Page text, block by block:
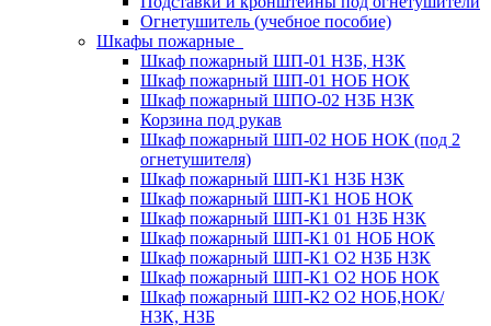
Огнетушитель (учебное пособие)
Шкафы пожарные
Шкаф пожарный ШП-01 НЗБ, НЗК
Шкаф пожарный ШП-01 НОБ НОК
Шкаф пожарный ШПО-02 НЗБ НЗК
Корзина под рукав
Шкаф пожарный ШП-02 НОБ НОК (под 2
огнетушителя)
Шкаф пожарный ШП-К1 НЗБ НЗК
Шкаф пожарный ШП-К1 НОБ НОК
Шкаф пожарный ШП-К1 01 НЗБ НЗК
Шкаф пожарный ШП-К1 01 НОБ НОК
Шкаф пожарный ШП-К1 О2 НЗБ НЗК
Шкаф пожарный ШП-К1 О2 НОБ НОК
Шкаф пожарный ШП-К2 О2 НОБ,НОК/
НЗК, НЗБ